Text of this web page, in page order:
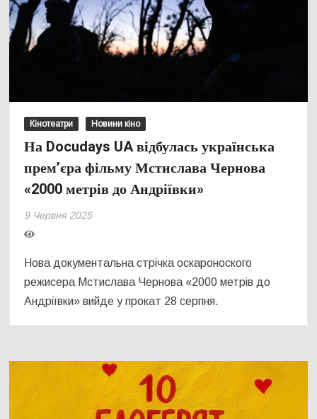
Кінотеатри Новини кіно
На Docudays UA відбулась українська
прем’єра фільму Мстислава Чернова
«2000 метрів до Андріївки»
9 Червня 2025
Нова документальна стрічка оскароноского
режисера Мстислава Чернова «2000 метрів до
Андріївки» вийде у прокат 28 серпня.